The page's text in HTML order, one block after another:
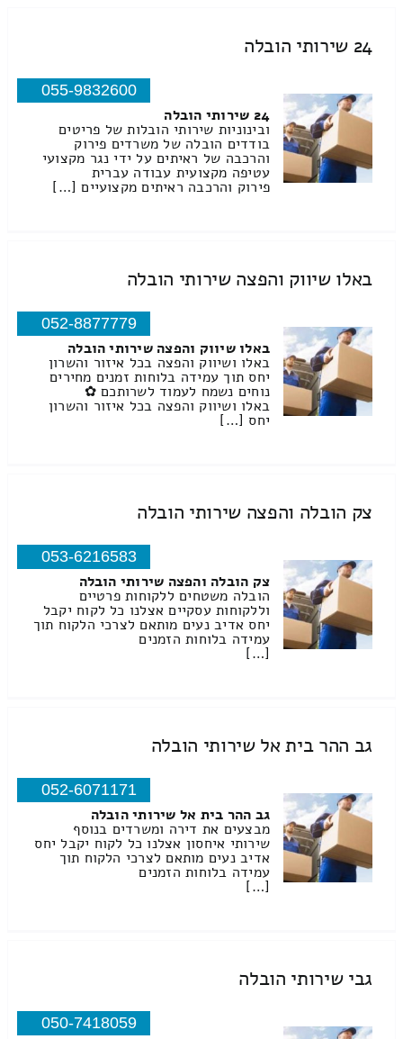
24 שירותי הובלה
055-9832600
24 שירותי הובלה
ובינוניות שירותי הובלות של פריטים
בודדים הובלה של משרדים פירוק
והרכבה של ראיתים על ידי נגר מקצועי
עטיפה מקצועית עבודה עברית
פירוק והרכבה ראיתים מקצועיים […]
באלו שיווק והפצה שירותי הובלה
052-8877779
באלו שיווק והפצה שירותי הובלה
באלו ושיווק והפצה בכל איזור והשרון
יחס תוך עמידה בלוחות זמנים מחירים
נוחים נשמח לעמוד לשרותכם ✿
באלו ושיווק והפצה בכל איזור והשרון
יחס […]
צק הובלה והפצה שירותי הובלה
053-6216583
צק הובלה והפצה שירותי הובלה
הובלה משטחים ללקוחות פרטיים
וללקוחות עסקיים אצלנו כל לקוח יקבל
יחס אדיב נעים מותאם לצרכי הלקוח תוך
עמידה בלוחות הזמנים
[…]
גב ההר בית אל שירותי הובלה
052-6071171
גב ההר בית אל שירותי הובלה
מבצעים את דירה ומשרדים בנוסף
שירותי איחסון אצלנו כל לקוח יקבל יחס
אדיב נעים מותאם לצרכי הלקוח תוך
עמידה בלוחות הזמנים
[…]
גבי שירותי הובלה
050-7418059